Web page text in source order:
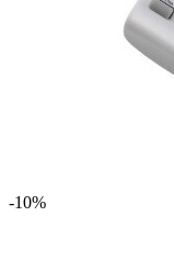
-10%